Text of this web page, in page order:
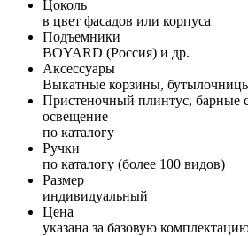
Цоколь
в цвет фасадов или корпуса
Подъемники
BOYARD (Россия) и др.
Аксессуары
Выкатные корзины,
Пристеночный плинтус, барные
освещение
по каталогу
Ручки
по каталогу (более 100 видов)
Размер
индивидуальный
Цена
указана за базовую